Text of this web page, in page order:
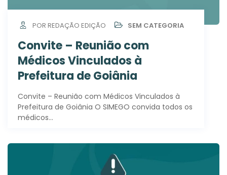
POR REDAÇÃO EDIÇÃO SEM CATEGORIA
Convite – Reunião com
Médicos Vinculados à
Prefeitura de Goiânia
Convite – Reunião com Médicos Vinculados à
Prefeitura de Goiânia O SIMEGO convida todos os
médicos…